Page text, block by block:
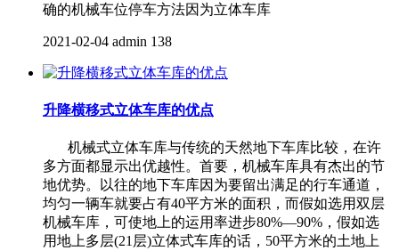
确的机械车位停车方法因为立体车库
2021-02-04 admin 138
升降横移式立体车库的优点
机械式立体车库与传统的天然地下车库比较，在许
多方面都显示出优越性。首要，机械车库具有杰出的节
地优势。以往的地下车库因为要留出满足的行车通道，
均匀一辆车就要占有40平方米的面积，而假如选用双层
机械车库，可使地上的运用率进步80%—90%，假如选
用地上多层(21层)立体式车库的话，50平方米的土地上